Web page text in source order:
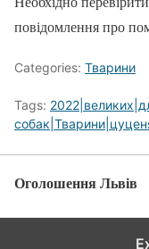
повідомлення про
Categories: Тварини
Tags:
Оголошення Львів